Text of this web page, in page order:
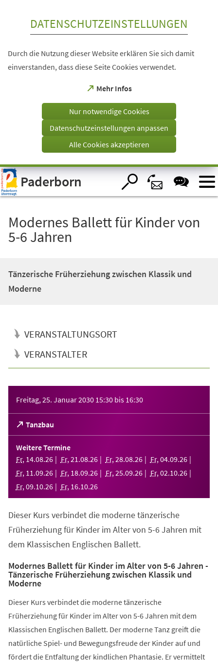
Visuelle
Assistenzsoftware
öffnen.
DATENSCHUTZEINSTELLUNGEN
Durch die Nutzung dieser Website erklären Sie sich damit
einverstanden, dass diese Seite Cookies verwendet.
Mehr Infos
(Öffnet
einem
Tab)
Nur notwendige Cookies
Datenschutzeinstellungen anpassen
Alle Cookies akzeptieren
Paderborn
Modernes Ballett für Kinder von
5-6 Jahren
Tänzerische Früherziehung zwischen Klassik und
Moderne
VERANSTALTUNGSORT
VERANSTALTER
Freitag, 25. Januar 2030 15:30 bis 16:30
Tanzbau
(Öffnet
in
einem
neuen
Tab)
Weitere Termine
Fr, 14.08.26 Fr, 21 .08.26 Fr, 28.08.26 Fr, 04.09.26
Fr, 11 .09.26 Fr, 18.09.26 Fr, 25.09.26 Fr, 02.10.26
Fr, 09.10.26 Fr, 16.10.26
Dieser Kurs verbindet die moderne tänzerische
Früherziehung für Kinder im Alter von 5-6 Jahren mit
dem Klassischen Englischen Ballett.
Modernes Ballett für Kinder im Alter von 5-6 Jahren -
Tänzerische Früherziehung zwischen Klassik und
Moderne
Dieser Kurs verbindet die moderne tänzerische
Früherziehung für Kinder im Alter von 5-6 Jahren mit dem
Klassischen Englischen Ballett. Der moderne Tanz greift die
natürliche Spiel- und Bewegungsfreude der Kinder auf und
fördert die Entfaltung der kindlichen Phantasie. Er vermittelt